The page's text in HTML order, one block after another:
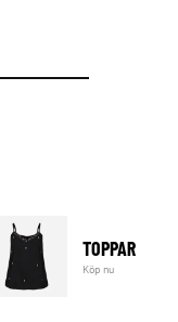
TOPPAR
Köp nu